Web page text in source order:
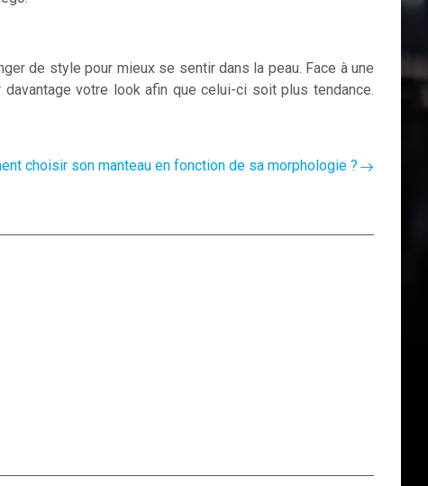
de style pour mieux se sentir dans la peau. Face à une
votre look afin que celui-ci soit plus tendance.
choisir son manteau en fonction de sa morphologie ?